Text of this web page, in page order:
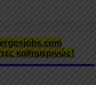
καθημερινώς!